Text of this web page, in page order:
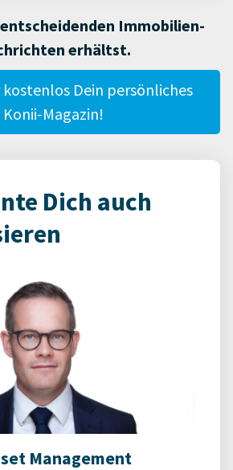
Immobilien-
erhältst.
Dein persönliches
Konii-Magazin!
Dich auch
Management